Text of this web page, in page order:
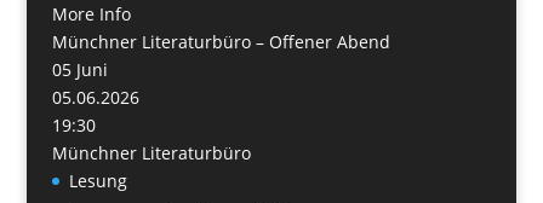
More Info
Münchner Literaturbüro – Offener Abend
05 Juni
05.06.2026
19:30
Münchner Literaturbüro
Lesung